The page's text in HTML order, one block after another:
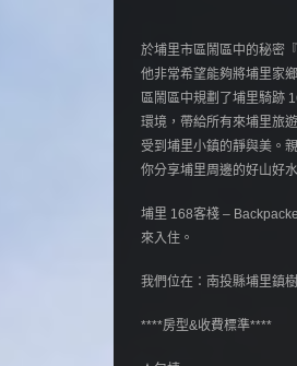
於埔里市區鬧區中的秘密
他非常希望能夠將埔里家
區鬧區中規劃了埔里騎跡
環境，帶給所有來埔里旅
受到埔里小鎮的靜與美。
你分享埔里周邊的好山好
埔里 168客棧 –
來入住。
我們位在：南投縣埔里鎮
****房型&收費標準****